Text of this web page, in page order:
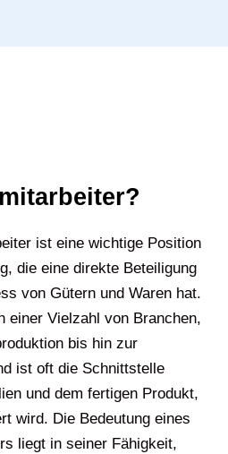
ist eine wichtige Position
die eine direkte Beteiligung
von Gütern und Waren hat.
einer Vielzahl von Branchen,
bis hin zur
ist oft die Schnittstelle
und dem fertigen Produkt,
wird. Die Bedeutung eines
liegt in seiner Fähigkeit,